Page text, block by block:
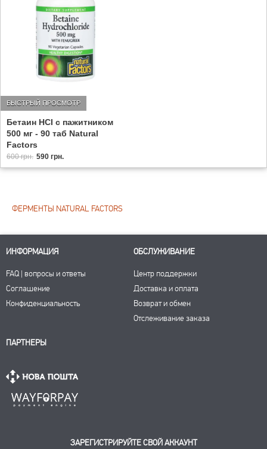
Бетаин HCI с пажитником
500 мг - 90 таб Natural
Factors
БЫСТРЫЙ ПРОСМОТР
600 грн. 590 грн.
ФЕРМЕНТЫ NATURAL FACTORS
ИНФОРМАЦИЯ
FAQ | вопросы и ответы
Соглашение
Конфиденциальность
ОБСЛУЖИВАНИЕ
Центр поддержки
Доставка и оплата
Возврат и обмен
Отслеживание заказа
ПАРТНЕРЫ
ЗАРЕГИСТРИРУЙТЕ СВОЙ АККАУНТ